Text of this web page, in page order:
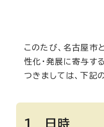
このたび、名古屋市
性化・発展に寄与す
つきましては、下記
1 日時